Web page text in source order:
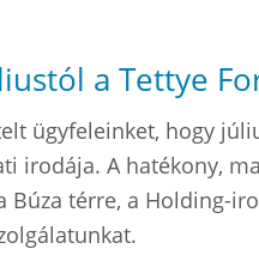
a Tettye
ügyfeleinket, hogy
irodája. A hatékony,
Búza térre, a Holding-